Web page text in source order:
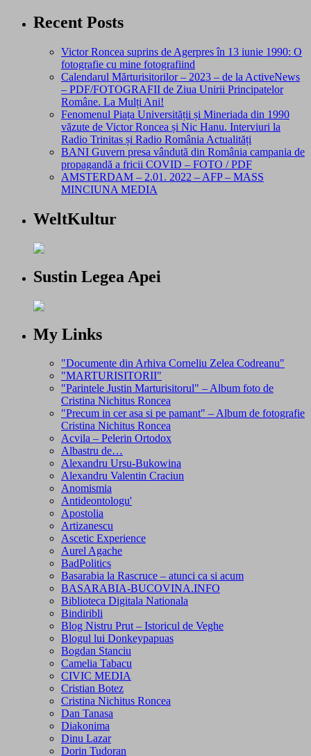
Recent Posts
Victor Roncea suprins de Agerpres în 13 iunie 1990: O
fotografie cu mine fotografiind
Calendarul Mărturisitorilor – 2023 – de la ActiveNews
– PDF/FOTOGRAFII de Ziua Unirii Principatelor
Române. La Mulți Ani!
Fenomenul Piața Universității și Mineriada din 1990
văzute de Victor Roncea și Nic Hanu. Interviuri la
Radio Trinitas și Radio România Actualități
BANI Guvern presa vândută din România campania de
propagandă a fricii COVID – FOTO / PDF
AMSTERDAM – 2.01. 2022 – AFP – MASS
MINCIUNA MEDIA
WeltKultur
Sustin Legea Apei
My Links
"Documente din Arhiva Corneliu Zelea Codreanu"
"MARTURISITORII"
"Parintele Justin Marturisitorul" – Album foto de
Cristina Nichitus Roncea
"Precum in cer asa si pe pamant" – Album de fotografie
Cristina Nichitus Roncea
Acvila – Pelerin Ortodox
Albastru de…
Alexandru Ursu-Bukowina
Alexandru Valentin Craciun
Anomismia
Antideontologu'
Apostolia
Artizanescu
Ascetic Experience
Aurel Agache
BadPolitics
Basarabia la Rascruce – atunci ca si acum
BASARABIA-BUCOVINA.INFO
Biblioteca Digitala Nationala
Bindiribli
Blog Nistru Prut – Istoricul de Veghe
Blogul lui Donkeypapuas
Bogdan Stanciu
Camelia Tabacu
CIVIC MEDIA
Cristian Botez
Cristina Nichitus Roncea
Dan Tanasa
Diakonima
Dinu Lazar
Dorin Tudoran